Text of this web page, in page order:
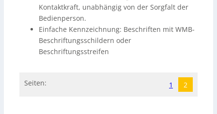
Kontaktkraft, unabhängig von der Sorgfalt der
Bedienperson.
Einfache Kennzeichnung: Beschriften mit WMB-
Beschriftungsschildern oder
Beschriftungsstreifen
Seiten: 1 2